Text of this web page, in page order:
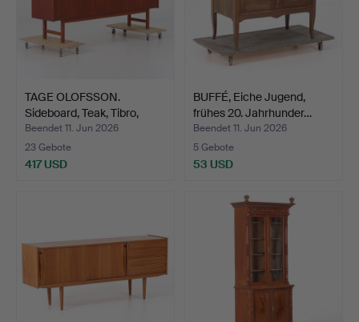
TAGE OLOFSSON.
Sideboard, Teak, Tibro,
195…
Beendet 11. Jun 2026
23 Gebote
417 USD
BUFFÉ, Eiche Jugend,
frühes 20. Jahrhunder…
Beendet 11. Jun 2026
5 Gebote
53 USD